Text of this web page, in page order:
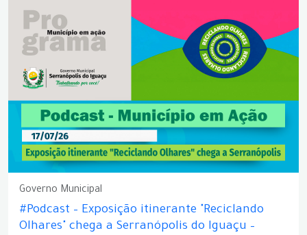
Governo Municipal
#Podcast – Exposição itinerante "Reciclando
Olhares" chega a Serranópolis do Iguaçu –